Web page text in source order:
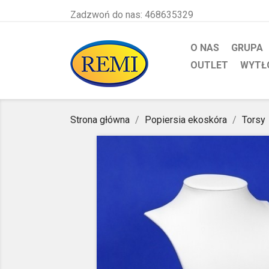
Zadzwoń do nas: 468635329
O NAS
GRUPA
OUTLET
Strona główna Popiersia ekoskóra Torsy